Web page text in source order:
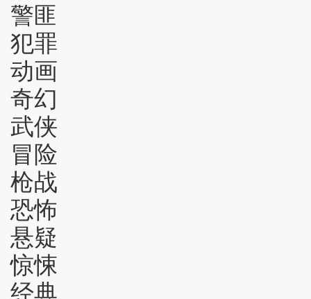
警匪
犯罪
动画
奇幻
武侠
冒险
枪战
恐怖
悬疑
惊悚
经典